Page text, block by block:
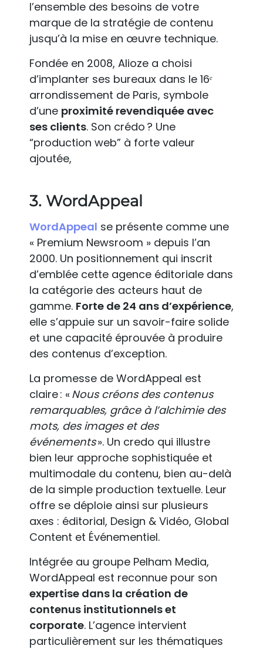
l’ensemble des besoins de votre
marque de la stratégie de contenu
jusqu’à la mise en œuvre technique.
Fondée en 2008, Alioze a choisi
d’implanter ses bureaux dans le 16ᵉ
arrondissement de Paris, symbole
d’une proximité revendiquée avec
ses clients. Son crédo ? Une
“production web” à forte valeur
ajoutée,
3. WordAppeal
WordAppeal se présente comme une
« Premium Newsroom » depuis l’an
2000. Un positionnement qui inscrit
d’emblée cette agence éditoriale dans
la catégorie des acteurs haut de
gamme. Forte de 24 ans d’expérience,
elle s’appuie sur un savoir-faire solide
et une capacité éprouvée à produire
des contenus d’exception.
La promesse de WordAppeal est
claire : «Nous créons des contenus
remarquables, grâce à l’alchimie des
mots, des images et des
événements». Un credo qui illustre
bien leur approche sophistiquée et
multimodale du contenu, bien au-delà
de la simple production textuelle. Leur
offre se déploie ainsi sur plusieurs
axes : éditorial, Design & Vidéo, Global
Content et Événementiel.
Intégrée au groupe Pelham Media,
WordAppeal est reconnue pour son
expertise dans la création de
contenus institutionnels et
corporate. L’agence intervient
particulièrement sur les thématiques